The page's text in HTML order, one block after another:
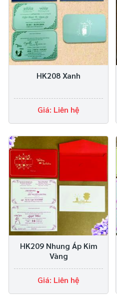
HK208 Xanh
Giá: Liên hệ
HK209 Nhung Áp Kim
Vàng
Giá: Liên hệ